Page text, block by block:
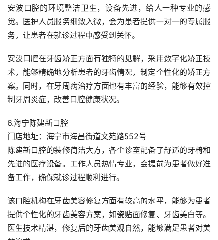
安波口腔的环境整洁卫生，设备先进，给人一种专业的感
觉。医护人员服务细致入微，会为患者提供一对一的专属服
务，让患者在就诊过程中感受到关怀。
安波口腔在牙齿矫正方面有独特的见解，采用数字化矫正技
术，能够精确地分析患者的牙齿情况，制定个性化的矫正方
案。同时，在牙周病治疗方面也有丰富的经验，能够有效控
制牙周炎症，改善口腔健康状况。
6.海宁陈建新口腔
门店地址：海宁市海昌街道文苑路552号
陈建新口腔的装修简洁大方，各个诊室配备了舒适的牙椅和
先进的医疗设备。工作人员热情专业，会提前为患者做好准
备工作，确保就诊过程顺利进行。
该口腔机构在牙齿美容修复方面有较高的水平，能够为患者
提供个性化的牙齿美容方案，如瓷贴面修复、牙齿美白等。
医生技术精湛，修复后的牙齿美观自然，能够满足患者对美